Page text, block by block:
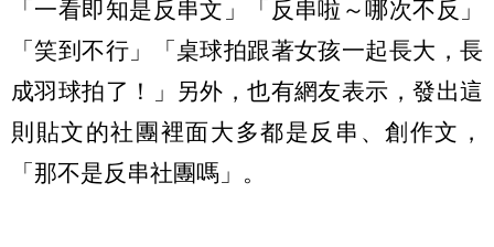
「一看即知是反串文」「反串啦～哪次不反」
「笑到不行」「桌球拍跟著女孩一起長大，長
成羽球拍了！」另外，也有網友表示，發出這
則貼文的社團裡面大多都是反串、創作文，
「那不是反串社團嗎」。